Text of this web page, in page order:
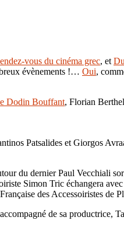
vous du cinéma grec, et
évènements !… Oui,
Dodin Bouffant, Florian
Patsalides et Giorgos
du dernier Paul Vecchiali
Simon Tric échangera
des Accessoiristes de
de sa productrice,